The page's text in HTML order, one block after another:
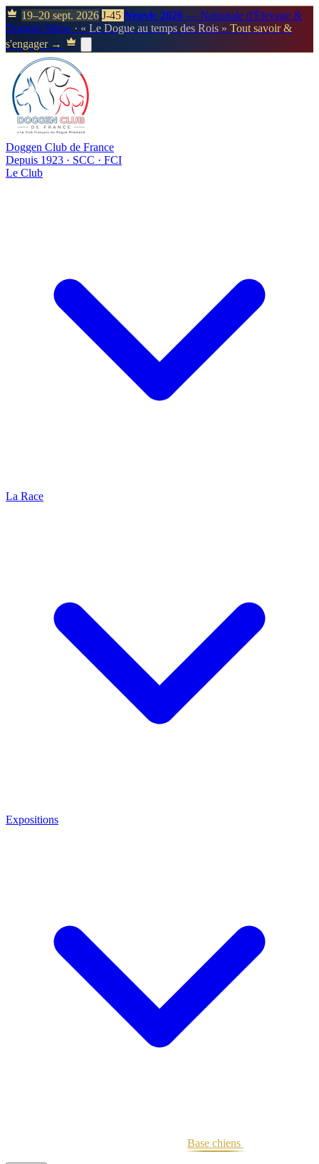
19–20 sept. 2026 J-45 Neuvic 2026 — Nationale d'Élevage &
Doggen Show · « Le Dogue au temps des Rois » Tout savoir &
s'engager →
Doggen Club de France
Depuis 1923 · SCC · FCI
Le Club
La Race
Expositions
Base chiens